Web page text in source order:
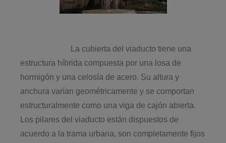
La cubierta del viaducto tiene una
estructura híbrida compuesta por una losa de
hormigón y una celosía de acero. Su altura y
anchura varían geométricamente y se comportan
estructuralmente como una viga de cajón abierta.
Los pilares del viaducto están dispuestos de
acuerdo a la trama urbana, son completamente fijos